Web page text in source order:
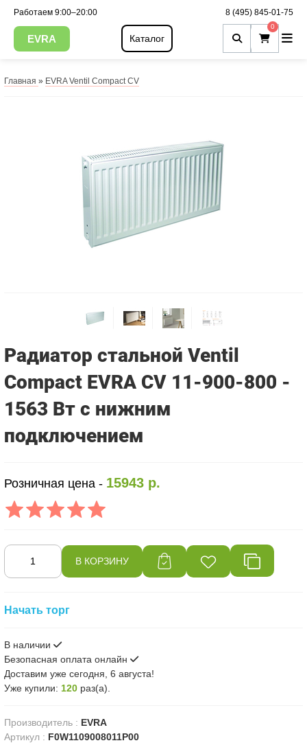
Работаем 9:00–20:00 8 (495) 845-01-75
EVRA Каталог
0
Главная » EVRA Ventil Compact CV
Радиатор стальной Ventil
Compact EVRA CV 11-900-800 -
1563 Вт с нижним
подключением
Розничная цена - 15943 р.
Начать торг
В наличии
Безопасная оплата онлайн
Доставимуже сегодня, 6 августа!
Уже купили: 120 раз(a).
Производитель : EVRA
Артикул : F0W1109008011P00